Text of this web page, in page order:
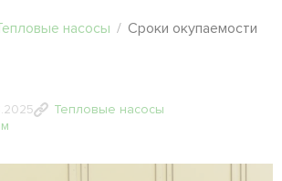
насосы / Сроки окупаемости
Тепловые насосы